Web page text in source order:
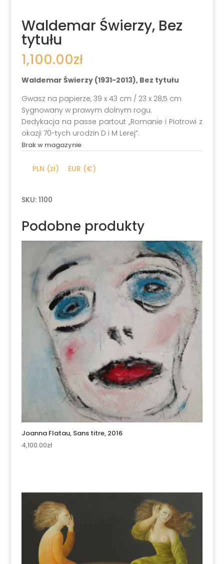
Waldemar Świerzy, Bez
tytułu
1,100.00zł
Waldemar Świerzy (1931-2013), Bez tytułu
Gwasz na papierze, 39 x 43 cm / 23 x 28,5 cm
Sygnowany w prawym dolnym rogu.
Dedykacja na passe partout „Romanie i Piotrowi z
okazji 70-tych urodzin D i M Lerej”.
Brak w magazynie
PLN (zł) EUR (€)
SKU: 1100
Podobne produkty
Joanna Flatau, Sans titre, 2016
4,100.00zł